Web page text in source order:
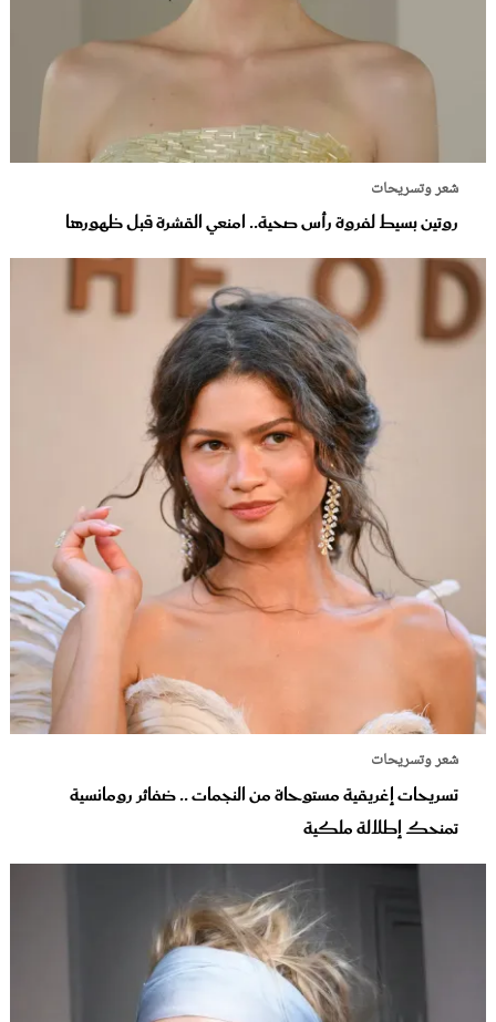
شعر وتسريحات
روتين بسيط لفروة رأس صحية.. امنعي القشرة قبل ظهورها
شعر وتسريحات
تسريحات إغريقية مستوحاة من النجمات .. ضفائر رومانسية
تمنحك إطلالة ملكية